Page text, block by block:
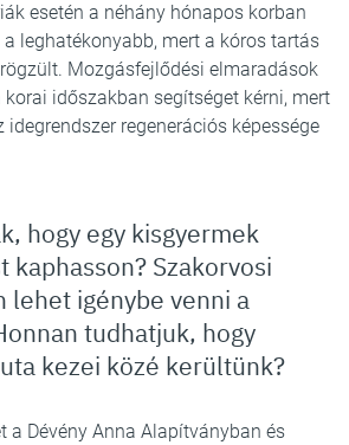
esetén a néhány hónapos korban
leghatékonyabb, mert a kóros tartás
Mozgásfejlődési elmaradások
korai időszakban segítséget kérni, mert
regenerációs képessége
hogy egy kisgyermek
kaphasson? Szakorvosi
lehet igénybe venni a
tudhatjuk, hogy
kezei közé kerültünk?
a Dévény Anna Alapítványban és